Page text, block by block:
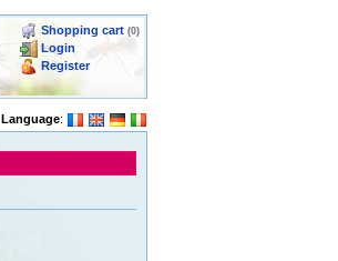
Shopping cart (0)
Login
Register
Language: